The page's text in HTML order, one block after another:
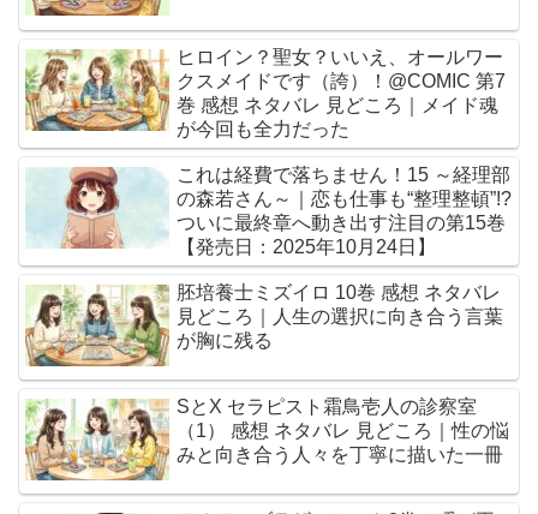
ヒロイン？聖女？いいえ、オールワー
クスメイドです（誇）！@COMIC 第7
巻 感想 ネタバレ 見どころ｜メイド魂
が今回も全力だった
これは経費で落ちません！15 ～経理部
の森若さん～｜恋も仕事も“整理整頓”!?
ついに最終章へ動き出す注目の第15巻
【発売日：2025年10月24日】
胚培養士ミズイロ 10巻 感想 ネタバレ
見どころ｜人生の選択に向き合う言葉
が胸に残る
SとX セラピスト霜鳥壱人の診察室
（1） 感想 ネタバレ 見どころ｜性の悩
みと向き合う人々を丁寧に描いた一冊